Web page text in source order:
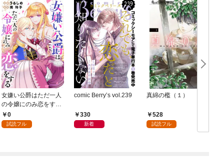
女嫌い公爵はただ一人
の令嬢にのみ恋をする
（分冊版）第１話
0
試読フル
comic Berry’s vol.239
330
新着
真綿の檻（１）
528
試読フル